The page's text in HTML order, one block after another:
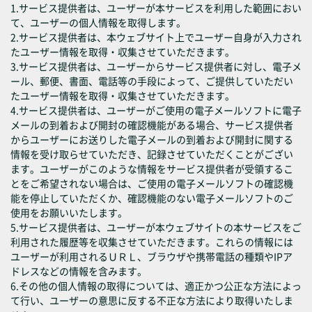
1.サービス提供者は、ユーザーが本サービスを利用した範囲におい
て、ユーザーの個人情報を取得します。
2.サービス提供者は、本ウェブサイト上でユーザー自身が入力され
たユーザー情報を取得・収集させていただきます。
3.サービス提供者は、ユーザーからサービス提供者に対し、電子メ
ール、郵便、書面、電話等の手段によって、ご提供していただい
たユーザー情報を取得・収集させていただきます。
4.サービス提供者は、ユーザーがご使用の電子メールソフトに電子
メールの到着および開封の確認機能がある場合、サービス提供者
からユーザーにお送りした電子メールの到着および開封に関する
情報を受け取らせていただき、記録させていただくことがござい
ます。ユーザーがこのような情報をサービス提供者が受領するこ
とをご希望されない場合は、ご使用の電子メールソフトの確認機
能を停止していただくか、確認機能のない電子メールソフトのご
使用をお願いいたします。
5.サービス提供者は、ユーザーが本ウェブサイトの本サービスをご
利用された履歴等を収集させていただきます。これらの情報には
ユーザーが利用されるＵＲＬ、ブラウザや携帯電話の種類やIPア
ドレスなどの情報を含みます。
6.その他の個人情報の取得については、適正かつ公正な方法によっ
て行い、ユーザーの意思に反する不正な方法により取得いたしま